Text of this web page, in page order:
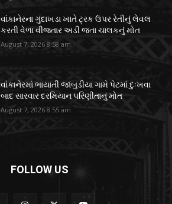
વાંકાનેરના ગુંદાખડા ખાતે ટ્રક ઉપર રેતીનું લેવલ
કરતી વેળા વીજતાર અડી જતા ચાલકનું મોત
August 7, 2026 8:58 am
વાંકાનેરમાં ભાયાતી જાંબુડીયા ગામે પેટમાં દુઃખવા
બાદ સારવાર દરમિયાન પરિણીતાનું મોત
August 7, 2026 8:55 am
FOLLOW US